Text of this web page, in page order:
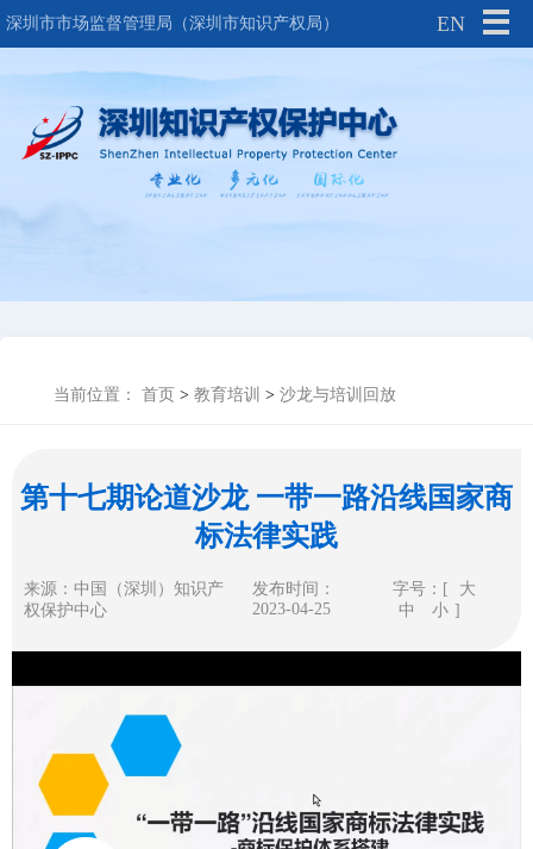
深圳市市场监督管理局（深圳市知识产权局） EN
当前位置： 首页 > 教育培训 > 沙龙与培训回放
第十七期论道沙龙 一带一路沿线国家商
标法律实践
来源：中国（深圳）知识产
权保护中心
发布时间：
2023-04-25
字号：[
大
中
小 ]